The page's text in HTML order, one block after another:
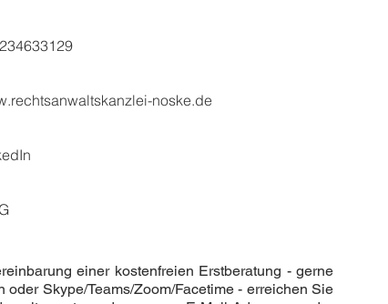
noske.de
einer kostenfreien Erstberatung - gerne
oder Skype/Teams/Zoom/Facetime - erreichen Sie